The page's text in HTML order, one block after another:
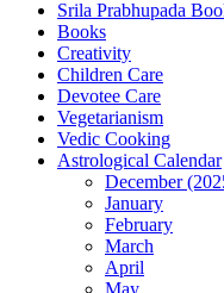
Srila Prabhupada
Books
Creativity
Children Care
Devotee Care
Vegetarianism
Vedic Cooking
Astrological Calendar
December
January
February
March
April